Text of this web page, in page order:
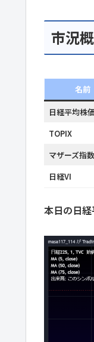
市況
名前
日経平均株
TOPIX
マザーズ指数
日経VI
本日の日経